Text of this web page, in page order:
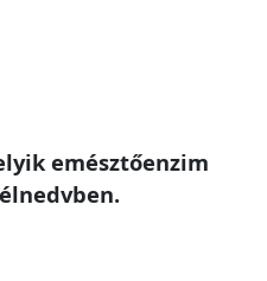
emésztőenzim